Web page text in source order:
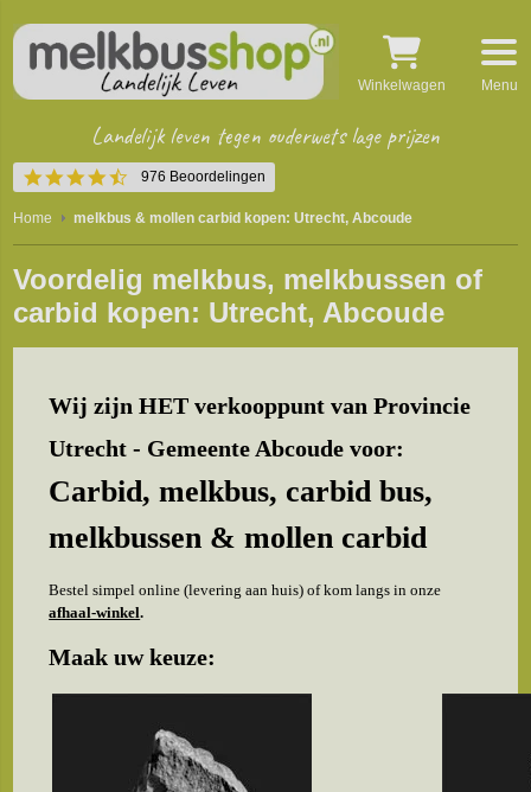
4.5
star
rating
976 Beoordelingen
Landelijk leven tegen ouderwets lage prijzen
Winkelwagen Menu
Home melkbus & mollen carbid kopen: Utrecht, Abcoude
Voordelig melkbus, melkbussen of
carbid kopen: Utrecht, Abcoude
Wij zijn HET verkooppunt van Provincie
Utrecht - Gemeente Abcoude voor:
Carbid, melkbus, carbid bus,
melkbussen & mollen carbid
Bestel simpel online (levering aan huis) of kom langs in onze
afhaal-winkel.
Maak uw keuze: